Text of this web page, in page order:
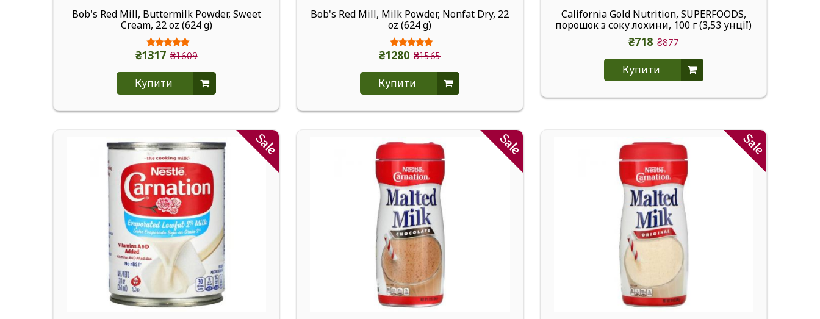
Bob's Red Mill, Buttermilk Powder, Sweet
Cream, 22 oz (624 g)
₴1317 ₴1609
Купити
Bob's Red Mill, Milk Powder, Nonfat Dry, 22
oz (624 g)
₴1280 ₴1565
Купити
California Gold Nutrition, SUPERFOODS,
порошок з соку лохини, 100 г (3,53 унції)
₴718 ₴877
Купити
Sale Sale Sale